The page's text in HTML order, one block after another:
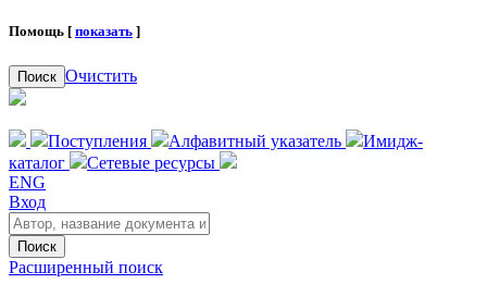
Помощь [ показать ]
Поиск Очистить
Поступления Алфавитный указатель
Имидж-
каталог
Сетевые ресурсы
ENG
Вход
Поиск
Расширенный поиск